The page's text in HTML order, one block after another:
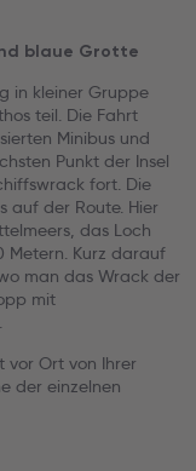
blaue Grotte
in kleiner Gruppe
teil. Die Fahrt
Minibus und
Punkt der Insel
fort. Die
auf der Route. Hier
das Loch
Metern. Kurz darauf
man das Wrack der
mit
vor Ort von Ihrer
der einzelnen